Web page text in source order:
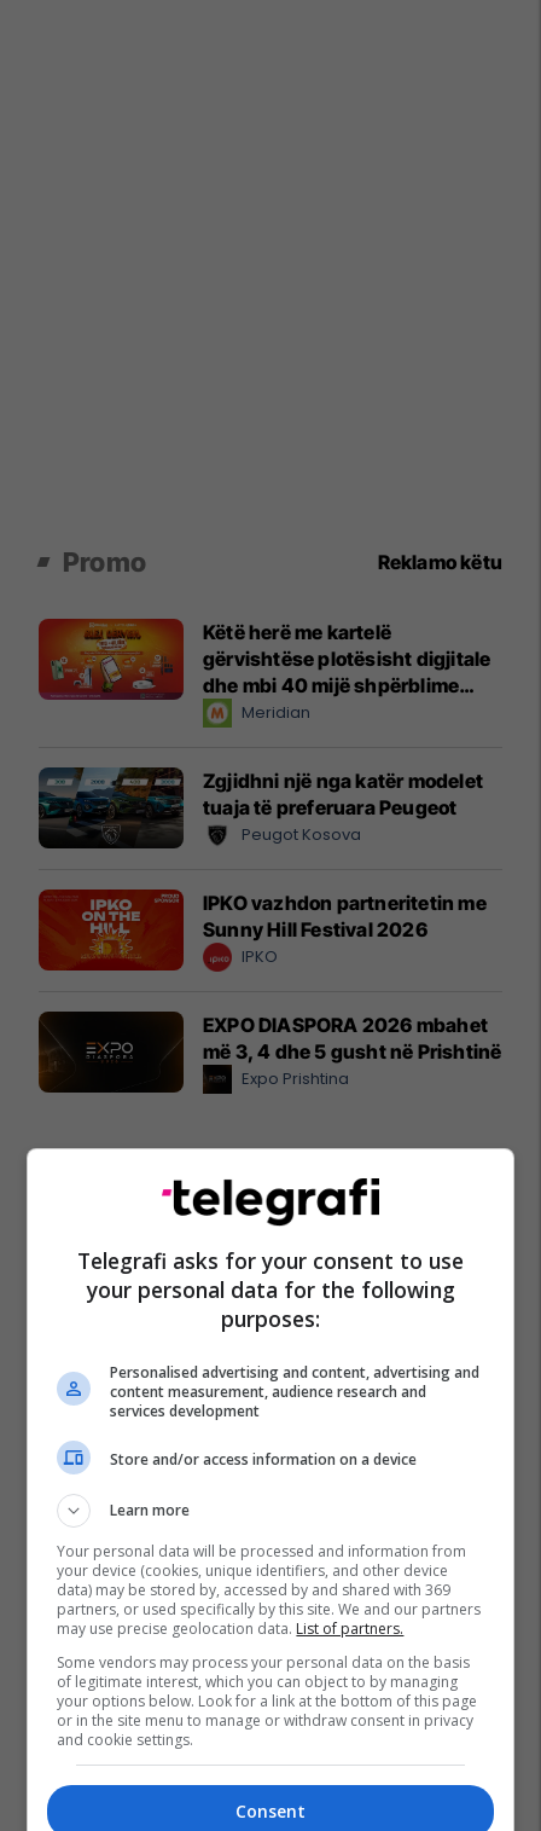
Promo Reklamo këtu
Këtë herë me kartelë
gërvishtëse plotësisht digjitale
dhe mbi 40 mijë shpërblime
instant!Meridian
Zgjidhni një nga katër modelet
tuaja të preferuara Peugeot
Peugot Kosova
IPKO vazhdon partneritetin me
Sunny Hill Festival 2026
IPKO
EXPO DIASPORA 2026 mbahet
më 3, 4 dhe 5 gusht në Prishtinë
Expo Prishtina
Telegrafi asks for your consent to use
your personal data for the following
purposes:
Personalised advertising and content, advertising and
content measurement, audience research and
services development
Store and/or access information on a device
Learn more
Your personal data will be processed and information from
your device (cookies, unique identifiers, and other device
data) may be stored by, accessed by and shared with 369
partners, or used specifically by this site. We and our partners
may use precise geolocation data. List of partners.
Some vendors may process your personal data on the basis
of legitimate interest, which you can object to by managing
your options below. Look for a link at the bottom of this page
or in the site menu to manage or withdraw consent in privacy
and cookie settings.
Consent